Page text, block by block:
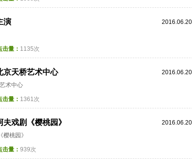
演
2016.06.20
击量： 1135次
京天桥艺术中心
2016.06.20
术中心
击量： 1361次
戏剧《樱桃园》
2016.06.20
桃园》
击量： 939次